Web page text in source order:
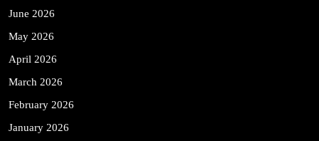
June 2026
May 2026
April 2026
March 2026
February 2026
January 2026